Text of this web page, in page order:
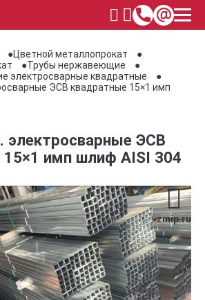
Цветной металлопрокат
Трубы нержавеющие
электросварные квадратные
ЭСВ квадратные 15×1 имп
электросварные ЭСВ
15×1 имп шлиф AISI 304
zmip.ru